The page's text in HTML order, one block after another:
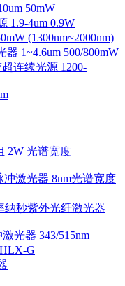
50mW
1.9-4um 0.9W
(1300nm~2000nm)
1~4.6um 500/800mW
连续光源 1200-
2W 光谱宽度
冲激光器 8nm光谱宽度
纳秒紫外光纤激光器
光器 343/515nm
G